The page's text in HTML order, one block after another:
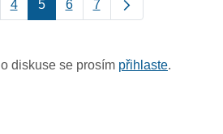
4 5 6 7
diskuse se prosím přihlaste.